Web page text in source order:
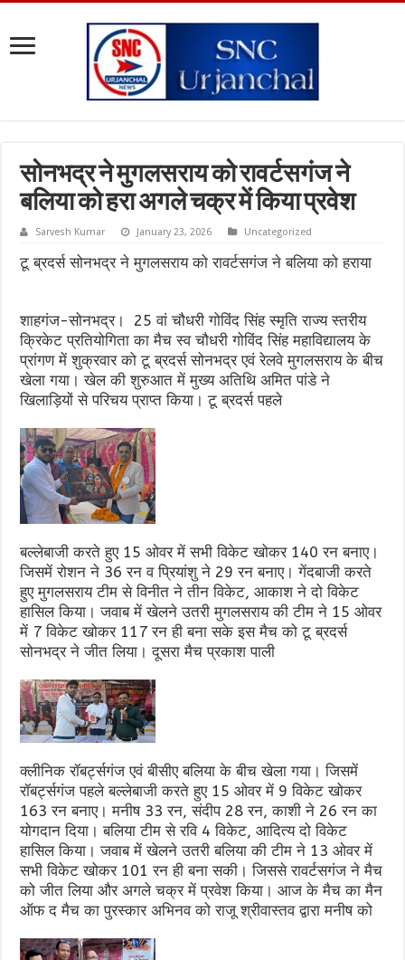
सोनभद्र ने मुगलसराय को रावर्टसगंज ने
बलिया को हरा अगले चक्र में किया प्रवेश
Sarvesh Kumar January 23, 2026 Uncategorized
टू ब्रदर्स सोनभद्र ने मुगलसराय को रावर्टसगंज ने बलिया को हराया
शाहगंज-सोनभद्र। ‌ 25 वां चौधरी गोविंद सिंह स्मृति राज्य स्तरीय
क्रिकेट प्रतियोगिता का मैच स्व चौधरी गोविंद सिंह महाविद्यालय के
प्रांगण में शुक्रवार को टू ब्रदर्स सोनभद्र एवं रेलवे मुगलसराय के बीच
खेला गया। खेल की शुरुआत में मुख्य अतिथि अमित पांडे ने
खिलाड़ियों से परिचय प्राप्त किया। टू ब्रदर्स पहले
बल्लेबाजी करते हुए 15 ओवर में सभी विकेट खोकर 140 रन बनाए।
जिसमें रोशन ने 36 रन व प्रियांशु ने 29 रन बनाए। गेंदबाजी करते
हुए मुगलसराय टीम से विनीत ने तीन विकेट, आकाश ने दो विकेट
हासिल किया। जवाब में खेलने उतरी मुगलसराय की टीम ने 15 ओवर
में 7 विकेट खोकर 117 रन ही बना सके इस मैच को टू ब्रदर्स
सोनभद्र ने जीत लिया। दूसरा मैच प्रकाश पाली
क्लीनिक रॉबर्ट्सगंज एवं बीसीए बलिया के बीच खेला गया। जिसमें
रॉबर्ट्सगंज पहले बल्लेबाजी करते हुए 15 ओवर में 9 विकेट खोकर
163 रन बनाए। मनीष 33 रन, संदीप 28 रन, काशी ने 26 रन का
योगदान दिया। बलिया टीम से रवि 4 विकेट, आदित्य दो विकेट
हासिल किया। जवाब में खेलने उतरी बलिया की टीम ने 13 ओवर में
सभी विकेट खोकर 101 रन ही बना सकी। जिससे रावर्टसगंज ने मैच
को जीत लिया और अगले चक्र में प्रवेश किया। आज के मैच का मैन
ऑफ द मैच का पुरस्कार अभिनव को राजू श्रीवास्तव द्वारा मनीष को